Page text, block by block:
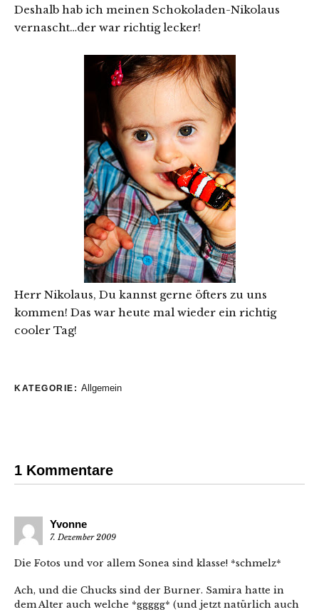
Deshalb hab ich meinen Schokoladen-Nikolaus
vernascht…der war richtig lecker!
Herr Nikolaus, Du kannst gerne öfters zu uns
kommen! Das war heute mal wieder ein richtig
cooler Tag!
KATEGORIE: Allgemein
1 Kommentare
Yvonne
7. Dezember 2009
Die Fotos und vor allem Sonea sind klasse! *schmelz*
Ach, und die Chucks sind der Burner. Samira hatte in
dem Alter auch welche *ggggg* (und jetzt natürlich auch